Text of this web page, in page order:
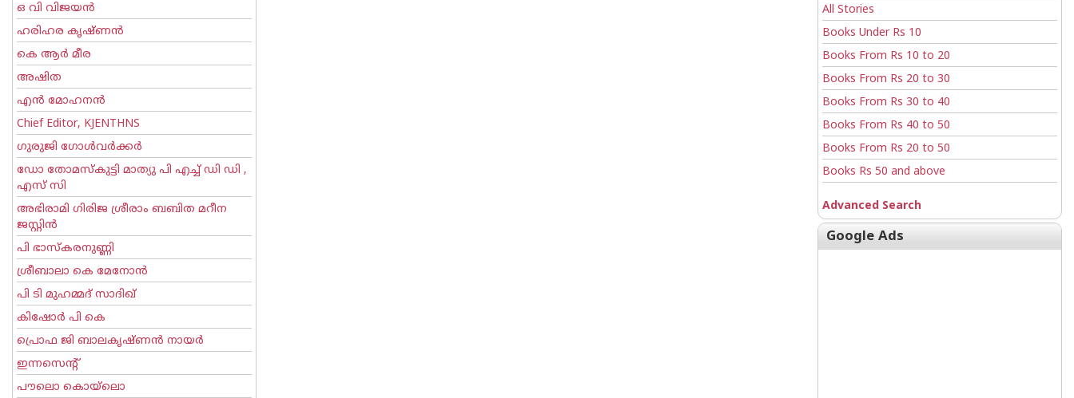
ഒ വി വിജയന്‍
ഹരിഹര കൃഷ്ണൻ
കെ ആര്‍ മീര
അഷിത
എന്‍ മോഹനന്‍
Chief Editor, KJENTHNS
ഗുരുജി ഗോള്‍‌വര്‍ക്കര്‍
ഡോ തോമസ്കുട്ടി മാത്യു പി എച്ച് ഡി ഡി ,
എസ് സി
അഭിരാമി ഗിരിജ ശ്രീരാം ബബിത മറീന
ജസ്റ്റിന്‍
പി ഭാസ്കരനുണ്ണി
ശ്രീബാലാ കെ മേനോന്‍
പി ടി മുഹമ്മദ് സാദിഖ്‌
കിഷോർ പി കെ
പ്രൊഫ ജി ബാലകൃഷ്ണന്‍ നായര്‍
ഇന്നസെന്റ്‌
പൗലൊ കൊയ്ലൊ
All Stories
Books Under Rs 10
Books From Rs 10 to 20
Books From Rs 20 to 30
Books From Rs 30 to 40
Books From Rs 40 to 50
Books From Rs 20 to 50
Books Rs 50 and above
Advanced Search
Google Ads